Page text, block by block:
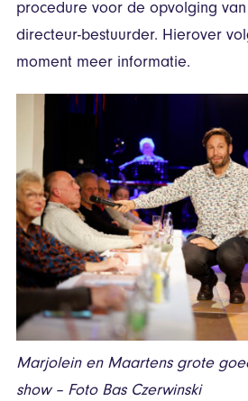
procedure voor de opvolging
directeur-bestuurder. Hierover
moment meer informatie.
Marjolein en Maartens grote
show – Foto Bas Czerwinski